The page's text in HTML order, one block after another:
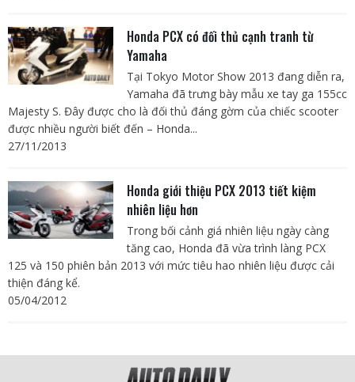
Honda PCX có đối thủ cạnh tranh từ
Yamaha
Tại Tokyo Motor Show 2013 đang diễn ra,
Yamaha đã trưng bày mẫu xe tay ga 155cc
Majesty S. Đây được cho là đối thủ đáng gờm của chiếc scooter
được nhiều người biết đến – Honda...
27/11/2013
Honda giới thiệu PCX 2013 tiết kiệm
nhiên liệu hơn
Trong bối cảnh giá nhiên liệu ngày càng
tăng cao, Honda đã vừa trình làng PCX
125 và 150 phiên bản 2013 với mức tiêu hao nhiên liệu được cải
thiện đáng kể.
05/04/2012